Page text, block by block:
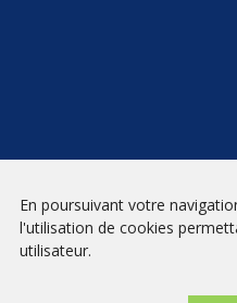
NEWSLETTER
En poursuivant votre
l'utilisation de cookies
utilisateur.